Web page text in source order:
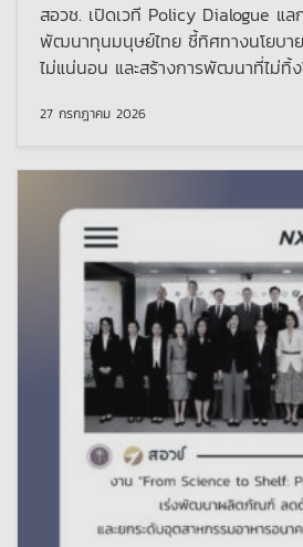
สอวช. เปิดเวที Policy Dialogue แ
พัฒนาทุนมนุษย์ไทย ชี้ทิศทางนโยบา
ไม่แน่นอน และสร้างการพัฒนาที่ไม่ทิ้ง
27 กรกฎาคม 2026